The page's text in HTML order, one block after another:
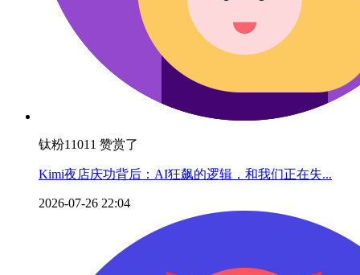
钛粉11011 赞赏了
Kimi夜店庆功背后：AI狂飙的逻辑，和我们正在失...
2026-07-26 22:04